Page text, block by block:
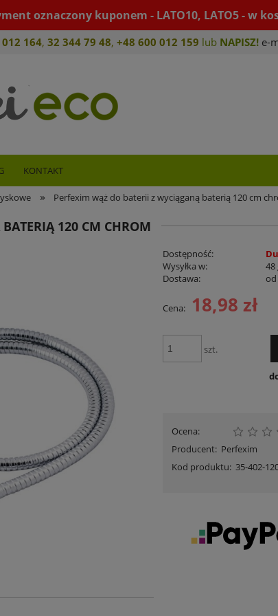
oznaczony kuponem - LATO10, LATO5 - w
164, 32 344 79 48, +48 600 012 159 lub NAPISZ! e-
KONTAKT
» Perfexim wąż do baterii z wyciąganą baterią 120 cm
120 CM CHROM
Dostępność:
Wysyłka w:
48
Dostawa:
od
Cena nie zawiera
Cena: 18,98 zł
szt.
Ocena:
Producent: Perfexim
Kod produktu: 35-402-